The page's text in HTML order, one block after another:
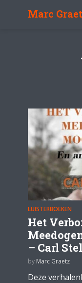
Marc
LUISTERBOEKEN
Het
– Carl
by Marc Graetz
Deze